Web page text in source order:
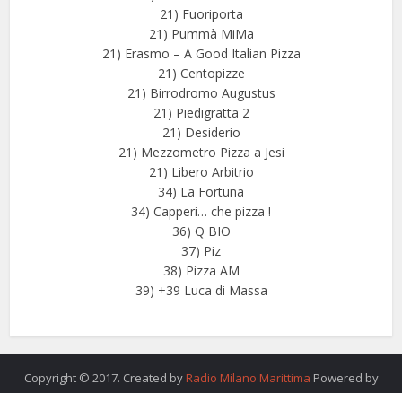
21) Fuoriporta
21) Pummà MiMa
21) Erasmo – A Good Italian Pizza
21) Centopizze
21) Birrodromo Augustus
21) Piedigratta 2
21) Desiderio
21) Mezzometro Pizza a Jesi
21) Libero Arbitrio
34) La Fortuna
34) Capperi… che pizza !
36) Q BIO
37) Piz
38) Pizza AM
39) +39 Luca di Massa
Copyright © 2017. Created by Radio Milano Marittima Powered by